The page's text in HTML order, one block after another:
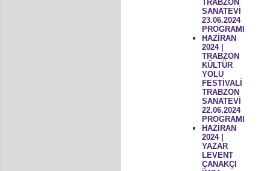
TRABZON
SANATEVİ
23.06.2024
PROGRAMI
HAZİRAN
2024 |
TRABZON
KÜLTÜR
YOLU
FESTİVALİ
TRABZON
SANATEVİ
22.06.2024
PROGRAMI
HAZİRAN
2024 |
YAZAR
LEVENT
ÇANAKÇI